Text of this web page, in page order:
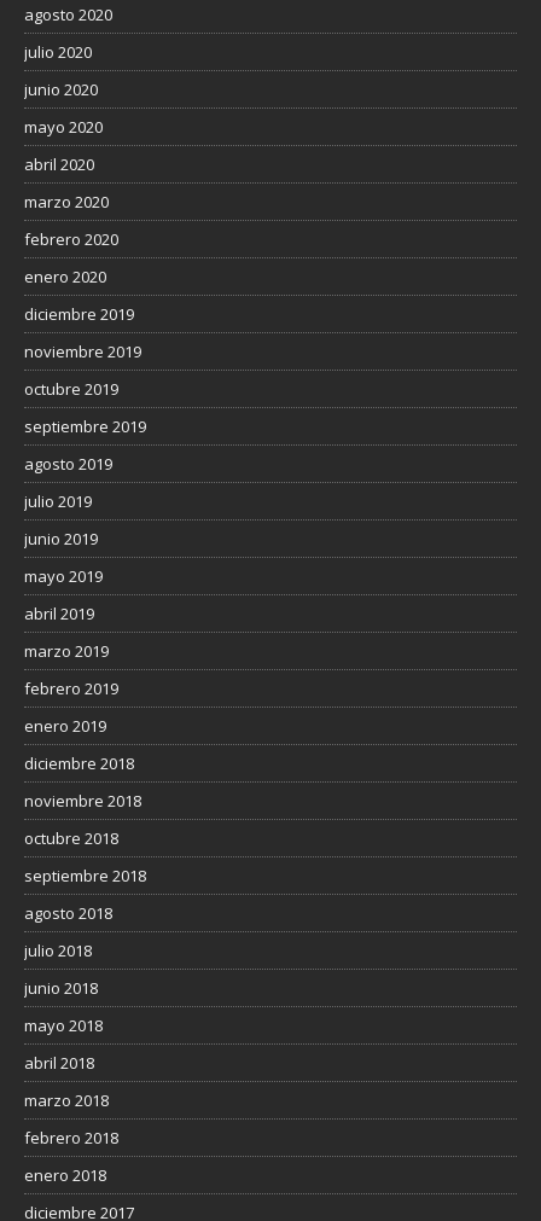
agosto 2020
julio 2020
junio 2020
mayo 2020
abril 2020
marzo 2020
febrero 2020
enero 2020
diciembre 2019
noviembre 2019
octubre 2019
septiembre 2019
agosto 2019
julio 2019
junio 2019
mayo 2019
abril 2019
marzo 2019
febrero 2019
enero 2019
diciembre 2018
noviembre 2018
octubre 2018
septiembre 2018
agosto 2018
julio 2018
junio 2018
mayo 2018
abril 2018
marzo 2018
febrero 2018
enero 2018
diciembre 2017